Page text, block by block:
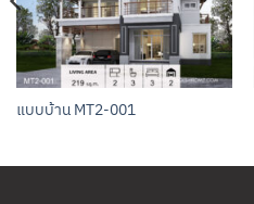
แบบบ้าน MT2-001